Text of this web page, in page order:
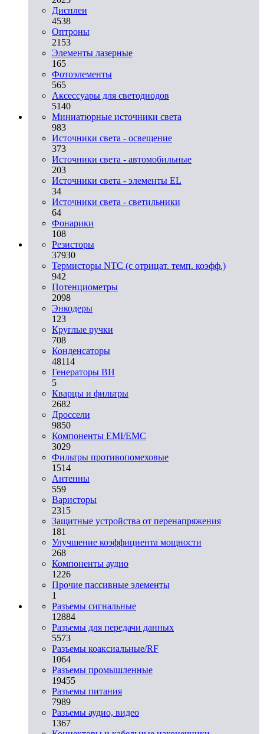
Дисплеи
4538
Оптроны
2153
Элементы лазерные
165
Фотоэлементы
565
Аксессуары для светодиодов
5140
Миниатюрные источники света
983
Источники света - освещение
373
Источники света - автомобильные
203
Источники света - элементы EL
34
Источники света - светильники
64
Фонарики
108
Резисторы
37930
Термисторы NTC (с отрицат. темп. коэфф.)
942
Потенциометры
2098
Энкодеры
123
Круглые ручки
708
Конденсаторы
48114
Генераторы ВН
5
Кварцы и фильтры
2682
Дроссели
9850
Компоненты EMI/EMC
3029
Фильтры противопомеховые
1514
Антенны
559
Варисторы
2315
Защитные устройства от перенапряжения
181
Улучшение коэффициента мощности
268
Компоненты аудио
1226
Прочие пассивные элементы
1
Разъeмы сигнальные
12884
Разъeмы для передачи данных
5573
Разъeмы коаксиальные/RF
1064
Разъeмы промышленные
19455
Разъeмы питания
7989
Разъeмы аудио, видео
1367